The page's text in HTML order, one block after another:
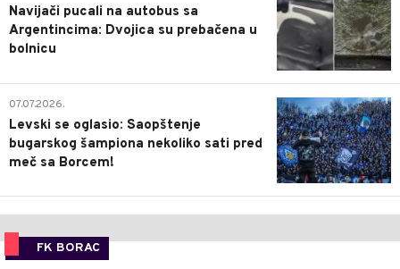
Navijači pucali na autobus sa
Argentincima: Dvojica su prebačena u
bolnicu
1
07.07.2026.
Levski se oglasio: Saopštenje
bugarskog šampiona nekoliko sati pred
meč sa Borcem!
FK BORAC